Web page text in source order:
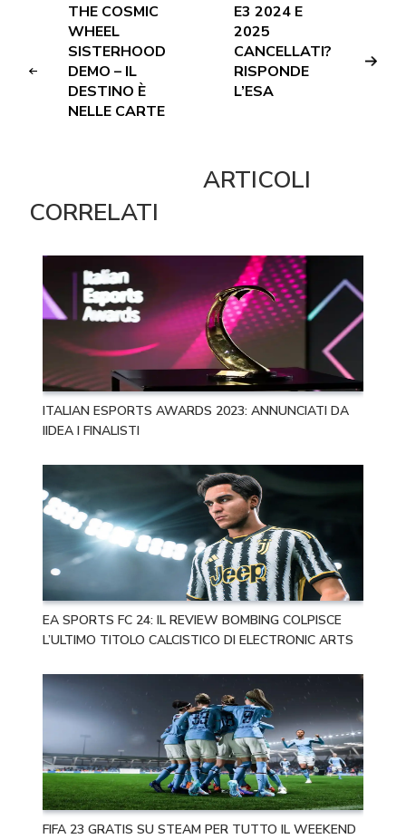
THE COSMIC
WHEEL
SISTERHOOD
DEMO – IL
DESTINO È
NELLE CARTE
E3 2024 E
2025
CANCELLATI?
RISPONDE
L’ESA
ARTICOLI
CORRELATI
ITALIAN ESPORTS AWARDS 2023: ANNUNCIATI DA
IIDEA I FINALISTI
EA SPORTS FC 24: IL REVIEW BOMBING COLPISCE
L’ULTIMO TITOLO CALCISTICO DI ELECTRONIC ARTS
FIFA 23 GRATIS SU STEAM PER TUTTO IL WEEKEND